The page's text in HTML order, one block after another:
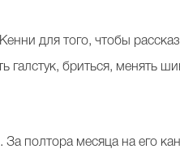
для того, чтобы
галстук, бриться, менять
полтора месяца на его